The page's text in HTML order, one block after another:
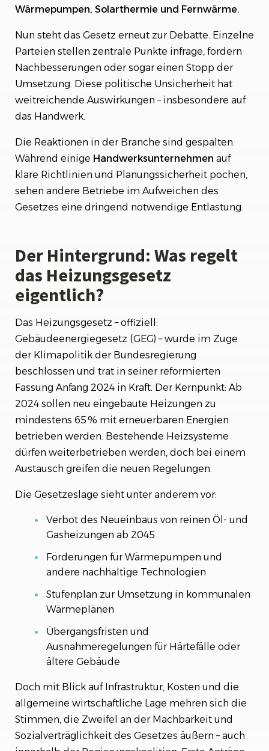
Wärmepumpen, Solarthermie und Fernwärme.
Nun steht das Gesetz erneut zur Debatte. Einzelne
Parteien stellen zentrale Punkte infrage, fordern
Nachbesserungen oder sogar einen Stopp der
Umsetzung. Diese politische Unsicherheit hat
weitreichende Auswirkungen – insbesondere auf
das Handwerk.
Die Reaktionen in der Branche sind gespalten.
Während einige Handwerksunternehmen auf
klare Richtlinien und Planungssicherheit pochen,
sehen andere Betriebe im Aufweichen des
Gesetzes eine dringend notwendige Entlastung.
Der Hintergrund: Was regelt
das Heizungsgesetz
eigentlich?
Das Heizungsgesetz – offiziell:
Gebäudeenergiegesetz (GEG) – wurde im Zuge
der Klimapolitik der Bundesregierung
beschlossen und trat in seiner reformierten
Fassung Anfang 2024 in Kraft. Der Kernpunkt: Ab
2024 sollen neu eingebaute Heizungen zu
mindestens 65 % mit erneuerbaren Energien
betrieben werden. Bestehende Heizsysteme
dürfen weiterbetrieben werden, doch bei einem
Austausch greifen die neuen Regelungen.
Die Gesetzeslage sieht unter anderem vor:
Verbot des Neueinbaus von reinen Öl- und
Gasheizungen ab 2045
Förderungen für Wärmepumpen und
andere nachhaltige Technologien
Stufenplan zur Umsetzung in kommunalen
Wärmeplänen
Übergangsfristen und
Ausnahmeregelungen für Härtefälle oder
ältere Gebäude
Doch mit Blick auf Infrastruktur, Kosten und die
allgemeine wirtschaftliche Lage mehren sich die
Stimmen, die Zweifel an der Machbarkeit und
Sozialverträglichkeit des Gesetzes äußern – auch